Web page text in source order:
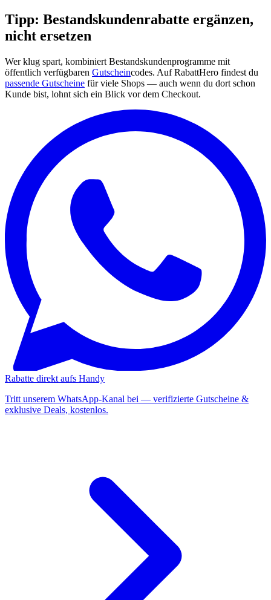
Tipp: Bestandskundenrabatte ergänzen,
nicht ersetzen
Wer klug spart, kombiniert Bestandskundenprogramme mit
öffentlich verfügbaren Gutscheincodes. Auf RabattHero findest du
passende Gutscheine für viele Shops — auch wenn du dort schon
Kunde bist, lohnt sich ein Blick vor dem Checkout.
Rabatte direkt aufs Handy
Tritt unserem WhatsApp-Kanal bei — verifizierte Gutscheine &
exklusive Deals, kostenlos.